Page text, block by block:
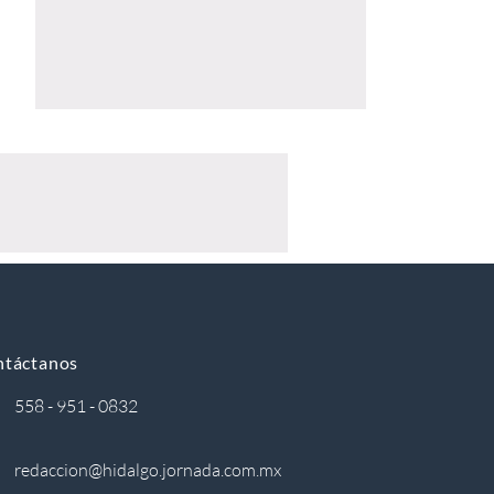
558 - 951 - 0832
redaccion@hidalgo.jornada.com.mx